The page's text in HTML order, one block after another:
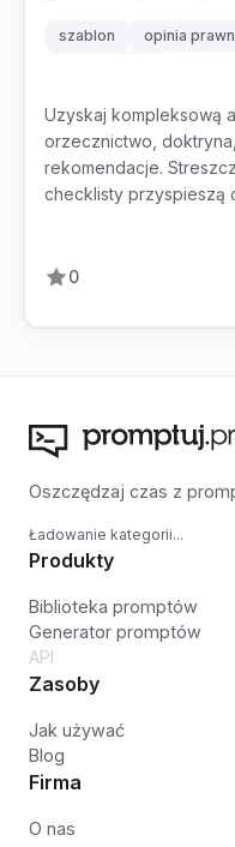
szablon opinia
Uzyskaj kompleksową
orzecznictwo,
rekomendacje.
checklisty przyspieszą
0
Oszczędzaj czas z
Ładowanie kategorii...
Produkty
Biblioteka promptów
Generator promptów
API
Zasoby
Jak używać
Blog
Firma
O nas